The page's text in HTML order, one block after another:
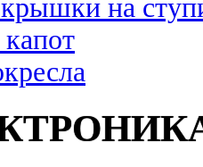
на